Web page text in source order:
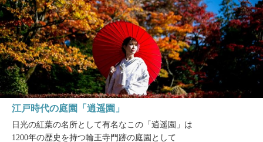
江戸時代の庭園「逍遥園」
日光の紅葉の名所として有名なこの「逍遥園」は
1200年の歴史を持つ輪王寺門跡の庭園として